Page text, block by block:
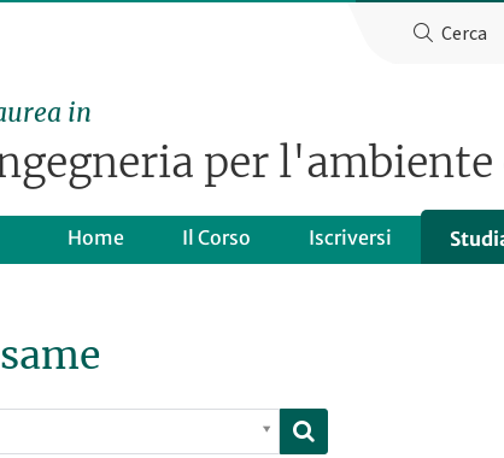
Cerca
in
per
Home Il Corso Iscriversi